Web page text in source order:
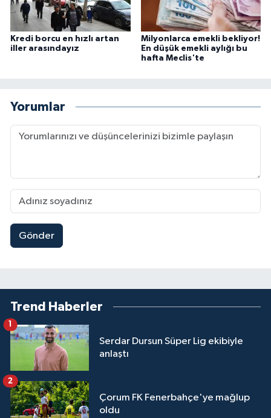
Kredi borcu en hızlı artan
iller arasındayız
Milyonlarca emekli bekliyor!
En düşük emekli aylığı bu
hafta Meclis'te
Yorumlar
Gönder
Trend Haberler
Serdar Dursun Süper Lig ekibiyle
anlaştı
1
Çorum FK Fenerbahçe'ye mağlup
oldu
2